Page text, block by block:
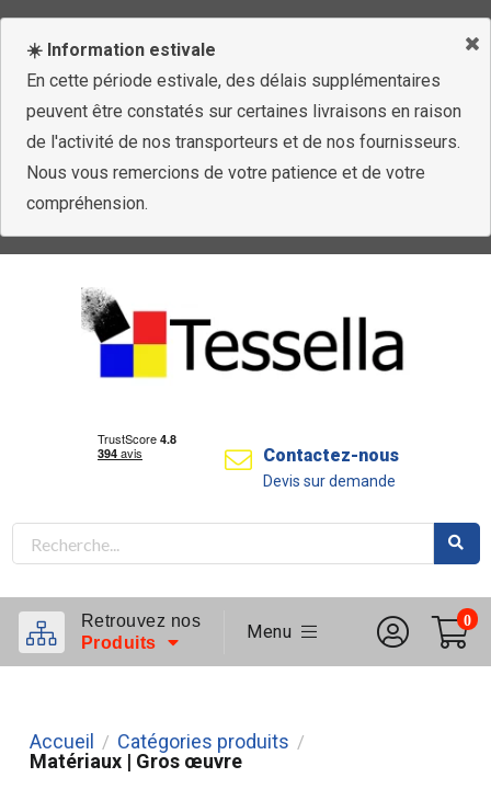
☀️ Information estivale
En cette période estivale, des délais supplémentaires
peuvent être constatés sur certaines livraisons en raison
de l'activité de nos transporteurs et de nos fournisseurs.
Nous vous remercions de votre patience et de votre
compréhension.
Contactez-nous
Devis sur demande
Retrouvez nos
Produits
Menu
0
Accueil / Catégories produits /
Matériaux | Gros œuvre